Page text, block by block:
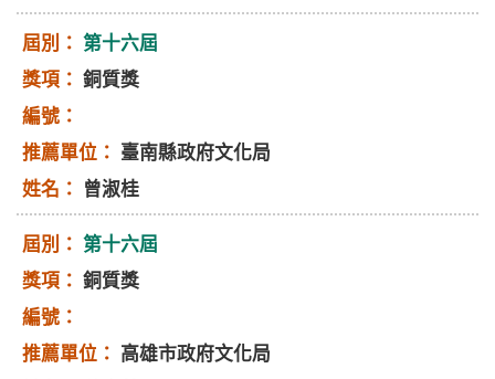
第十六屆
銅質獎
臺南縣政府文化局
曾淑桂
第十六屆
銅質獎
高雄市政府文化局